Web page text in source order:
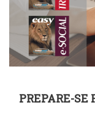
PREPARE-